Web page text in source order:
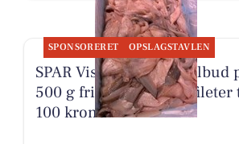
SPONSORERET OPSLAGSTAVLEN
SPAR Visse har ja tak-tilbud
500 g friske rødspættefileter
100 kroner